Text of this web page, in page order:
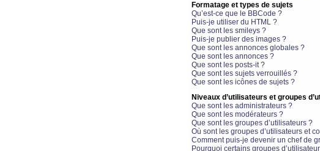
Formatage et types de sujets
Qu’est-ce que le BBCode ?
Puis-je utiliser du HTML ?
Que sont les smileys ?
Puis-je publier des images ?
Que sont les annonces globales ?
Que sont les annonces ?
Que sont les posts-it ?
Que sont les sujets verrouillés ?
Que sont les icônes de sujets ?
Niveaux d’utilisateurs et groupes
Que sont les administrateurs ?
Que sont les modérateurs ?
Que sont les groupes d’utilisateurs ?
Où sont les groupes d’utilisateurs et
Comment puis-je devenir un chef de
Pourquoi certains groupes